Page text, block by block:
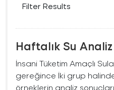
Filter Results
Haftalık Su
İnsani Tüketim Amaçlı
gereğince İki grup
örneklerin analiz